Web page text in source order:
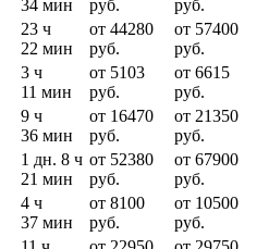
34 мин
руб.
руб.
23 ч
22 мин
от 44280
руб.
от 57400
руб.
3 ч
11 мин
от 5103
руб.
от 6615
руб.
9 ч
36 мин
от 16470
руб.
от 21350
руб.
1 дн. 8 ч
21 мин
от 52380
руб.
от 67900
руб.
4 ч
37 мин
от 8100
руб.
от 10500
руб.